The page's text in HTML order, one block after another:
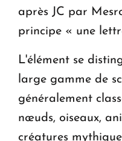
après JC par
principe « une
L'élément se
large gamme de
généralement
nœuds, oiseaux,
créatures